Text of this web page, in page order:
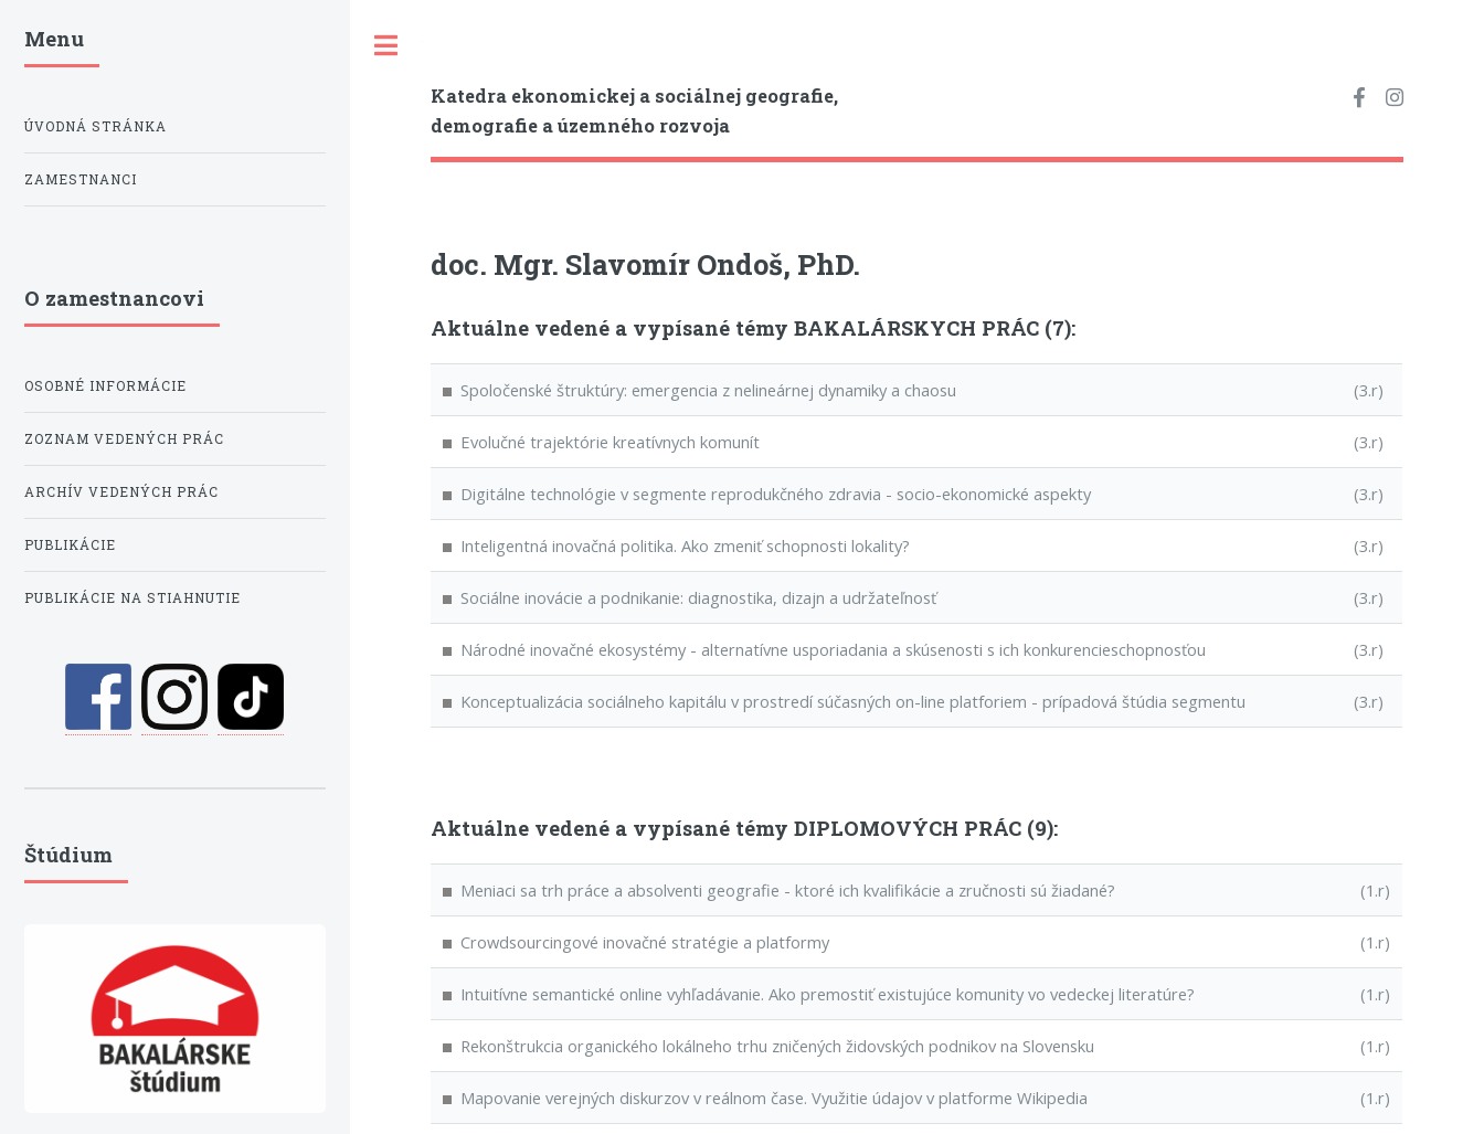
Katedra ekonomickej a sociálnej geografie,
demografie a územného rozvoja
doc. Mgr. Slavomír Ondoš, PhD.
Aktuálne vedené a vypísané témy BAKALÁRSKYCH PRÁC (7):
Spoločenské štruktúry: emergencia z nelineárnej dynamiky a chaosu (3.r)
Evolučné trajektórie kreatívnych komunít (3.r)
Digitálne technológie v segmente reprodukčného zdravia - socio-ekonomické aspekty (3.r)
Inteligentná inovačná politika. Ako zmeniť schopnosti lokality? (3.r)
Sociálne inovácie a podnikanie: diagnostika, dizajn a udržateľnosť (3.r)
Národné inovačné ekosystémy - alternatívne usporiadania a skúsenosti s ich konkurencieschopnosťou (3.r)
Konceptualizácia sociálneho kapitálu v prostredí súčasných on-line platforiem - prípadová štúdia segmentu (3.r)
Aktuálne vedené a vypísané témy DIPLOMOVÝCH PRÁC (9):
Meniaci sa trh práce a absolventi geografie - ktoré ich kvalifikácie a zručnosti sú žiadané? (1.r)
Crowdsourcingové inovačné stratégie a platformy (1.r)
Intuitívne semantické online vyhľadávanie. Ako premostiť existujúce komunity vo vedeckej literatúre? (1.r)
Rekonštrukcia organického lokálneho trhu zničených židovských podnikov na Slovensku (1.r)
Mapovanie verejných diskurzov v reálnom čase. Využitie údajov v platforme Wikipedia (1.r)
Menu
ÚVODNÁ STRÁNKA
ZAMESTNANCI
O zamestnancovi
OSOBNÉ INFORMÁCIE
ZOZNAM VEDENÝCH PRÁC
ARCHÍV VEDENÝCH PRÁC
PUBLIKÁCIE
PUBLIKÁCIE NA STIAHNUTIE
Štúdium